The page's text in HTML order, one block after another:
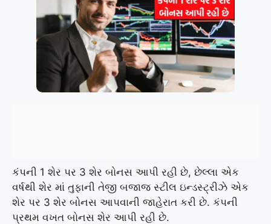
કંપની 1 શેર પર 3 શેર બોનસ આપી રહી છે, છેલ્લા એક
વર્ષથી શેર માં તુફાની તેજી બજાજ સ્ટીલ ઇન્ડસ્ટ્રીઝે એક
શેર પર 3 શેર બોનસ આપવાની જાહેરાત કરી છે. કંપની
પ્રથમ વખત બોનસ શેર આપી રહી છે.